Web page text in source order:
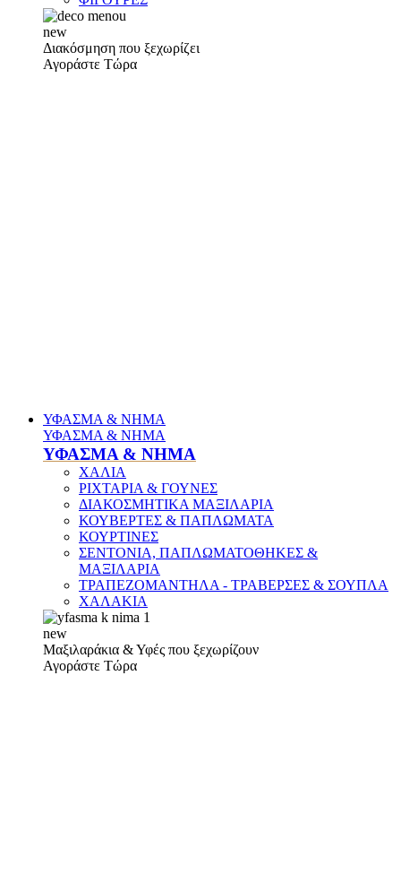
new
Διακόσμηση που ξεχωρίζει
Αγοράστε Τώρα
ΥΦΑΣΜΑ & ΝΗΜΑ
ΥΦΑΣΜΑ & ΝΗΜΑ
ΥΦΑΣΜΑ & ΝΗΜΑ
ΧΑΛΙΑ
ΡΙΧΤΑΡΙΑ & ΓΟΥΝΕΣ
ΔΙΑΚΟΣΜΗΤΙΚΑ ΜΑΞΙΛΑΡΙΑ
ΚΟΥΒΕΡΤΕΣ & ΠΑΠΛΩΜΑΤΑ
ΚΟΥΡΤΙΝΕΣ
ΣΕΝΤΟΝΙΑ, ΠΑΠΛΩΜΑΤΟΘΗΚΕΣ &
ΜΑΞΙΛΑΡΙΑ
ΤΡΑΠΕΖΟΜΑΝΤΗΛΑ - ΤΡΑΒΕΡΣΕΣ & ΣΟΥΠΛΑ
ΧΑΛΑΚΙΑ
new
Μαξιλαράκια & Υφές που ξεχωρίζουν
Αγοράστε Τώρα